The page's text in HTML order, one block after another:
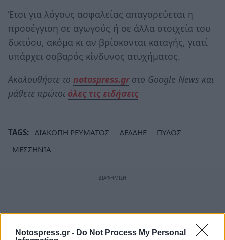
Notospress.gr - Do Not Process My Personal
Έτσι για λόγους ασφαλείας απαγορεύεται η
προσέγγιση σε αγωγούς ή σε άλλα στοιχεία του
δικτύου, ακόμα κι αν βρίσκονται καταγής, γιατί
υπάρχει σοβαρός κίνδυνος ατυχήματος.
Ακολουθήστε το notospress.grστο Google News και
μάθετε πρώτοι όλες τις ειδήσεις
TAGS: ΔΙΑΚΟΠΗ ΡΕΥΜΑΤΟΣ ΔΕΔΔΗΕ
ΠΥΛΟΣ
ΜΕΣΣΗΝΙΑ